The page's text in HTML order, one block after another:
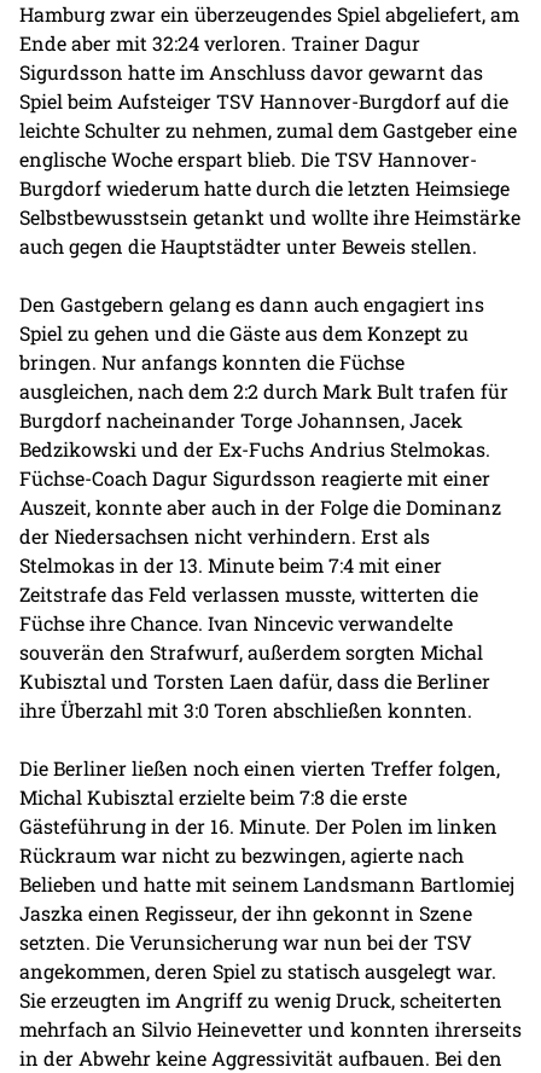
Hamburg zwar ein überzeugendes Spiel abgeliefert, am
Ende aber mit 32:24 verloren. Trainer Dagur
Sigurdsson hatte im Anschluss davor gewarnt das
Spiel beim Aufsteiger TSV Hannover-Burgdorf auf die
leichte Schulter zu nehmen, zumal dem Gastgeber eine
englische Woche erspart blieb. Die TSV Hannover-
Burgdorf wiederum hatte durch die letzten Heimsiege
Selbstbewusstsein getankt und wollte ihre Heimstärke
auch gegen die Hauptstädter unter Beweis stellen.
Den Gastgebern gelang es dann auch engagiert ins
Spiel zu gehen und die Gäste aus dem Konzept zu
bringen. Nur anfangs konnten die Füchse
ausgleichen, nach dem 2:2 durch Mark Bult trafen für
Burgdorf nacheinander Torge Johannsen, Jacek
Bedzikowski und der Ex-Fuchs Andrius Stelmokas.
Füchse-Coach Dagur Sigurdsson reagierte mit einer
Auszeit, konnte aber auch in der Folge die Dominanz
der Niedersachsen nicht verhindern. Erst als
Stelmokas in der 13. Minute beim 7:4 mit einer
Zeitstrafe das Feld verlassen musste, witterten die
Füchse ihre Chance. Ivan Nincevic verwandelte
souverän den Strafwurf, außerdem sorgten Michal
Kubisztal und Torsten Laen dafür, dass die Berliner
ihre Überzahl mit 3:0 Toren abschließen konnten.
Die Berliner ließen noch einen vierten Treffer folgen,
Michal Kubisztal erzielte beim 7:8 die erste
Gästeführung in der 16. Minute. Der Polen im linken
Rückraum war nicht zu bezwingen, agierte nach
Belieben und hatte mit seinem Landsmann Bartlomiej
Jaszka einen Regisseur, der ihn gekonnt in Szene
setzten. Die Verunsicherung war nun bei der TSV
angekommen, deren Spiel zu statisch ausgelegt war.
Sie erzeugten im Angriff zu wenig Druck, scheiterten
mehrfach an Silvio Heinevetter und konnten ihrerseits
in der Abwehr keine Aggressivität aufbauen. Bei den